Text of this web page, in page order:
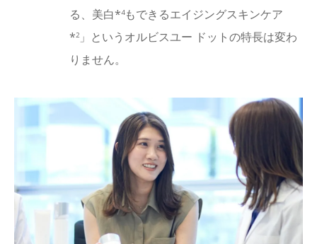
る、美白*4もできるエイジングスキンケア
*2 」というオルビスユー ドットの特長は変わ
りません。